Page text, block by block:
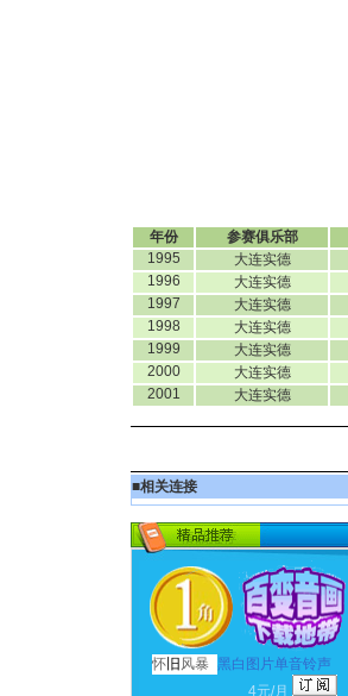
年份 参赛俱乐部
1995
大连实德
1996
大连实德
1997
大连实德
1998
大连实德
1999
大连实德
2000
大连实德
2001
大连实德
■相关连接
怀 旧 风暴
黑白图片单音铃声
4元/月